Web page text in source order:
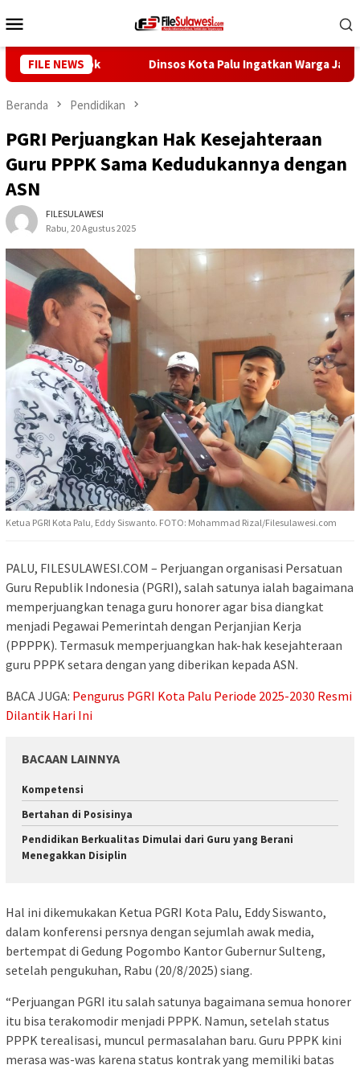
ke
Mobile
FILE NEWS
Pelosok Dinsos Kota Palu Ingatkan Warga Jaga Data
Beranda Pendidikan
PGRI Perjuangkan Hak Kesejahteraan
Guru PPPK Sama Kedudukannya dengan
ASN
FILESULAWESI
Rabu, 20 Agustus 2025
Ketua PGRI Kota Palu, Eddy Siswanto. FOTO: Mohammad Rizal/Filesulawesi.com
PALU, FILESULAWESI.COM – Perjuangan organisasi Persatuan
Guru Republik Indonesia (PGRI), salah satunya ialah bagaimana
memperjuangkan tenaga guru honorer agar bisa diangkat
menjadi Pegawai Pemerintah dengan Perjanjian Kerja
(PPPPK). Termasuk memperjuangkan hak-hak kesejahteraan
guru PPPK setara dengan yang diberikan kepada ASN.
BACA JUGA: Pengurus PGRI Kota Palu Periode 2025-2030 Resmi
Dilantik Hari Ini
BACAAN LAINNYA
Kompetensi
Bertahan di Posisinya
Pendidikan Berkualitas Dimulai dari Guru yang Berani
Menegakkan Disiplin
Hal ini dikemukakan Ketua PGRI Kota Palu, Eddy Siswanto,
dalam konferensi persnya dengan sejumlah awak media,
bertempat di Gedung Pogombo Kantor Gubernur Sulteng,
setelah pengukuhan, Rabu (20/8/2025) siang.
“Perjuangan PGRI itu salah satunya bagaimana semua honorer
itu bisa terakomodir menjadi PPPK. Namun, setelah status
PPPK terealisasi, muncul permasalahan baru. Guru PPPK kini
merasa was-was karena status kontrak yang memiliki batas